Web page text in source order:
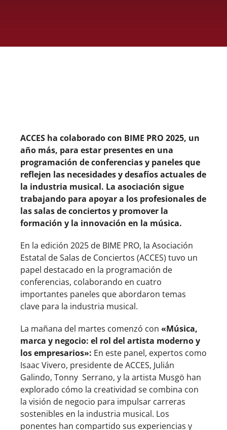
ACCES ha colaborado con BIME PRO 2025, un
año más, para estar presentes en una
programación de conferencias y paneles que
reflejen las necesidades y desafíos actuales de
la industria musical. La asociación sigue
trabajando para apoyar a los profesionales de
las salas de conciertos y promover la
formación y la innovación en la música.
En la edición 2025 de BIME PRO, la Asociación
Estatal de Salas de Conciertos (ACCES) tuvo un
papel destacado en la programación de
conferencias, colaborando en cuatro
importantes paneles que abordaron temas
clave para la industria musical.
La mañana del martes comenzó con «Música,
marca y negocio: el rol del artista moderno y
los empresarios»: En este panel, expertos como
Isaac Vivero, presidente de ACCES, Julián
Galindo, Tonny Serrano, y la artista Musgö han
explorado cómo la creatividad se combina con
la visión de negocio para impulsar carreras
sostenibles en la industria musical. Los
ponentes han compartido sus experiencias y